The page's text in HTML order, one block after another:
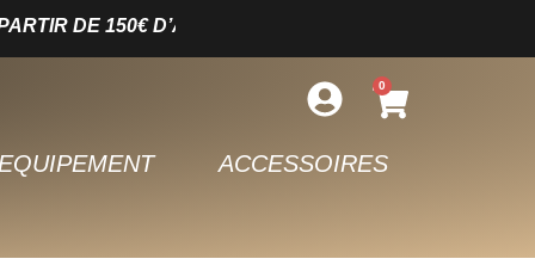
– LIVRAISON SOUS 5 JOURS OUVRÉS –
0
ACCESSOIRES